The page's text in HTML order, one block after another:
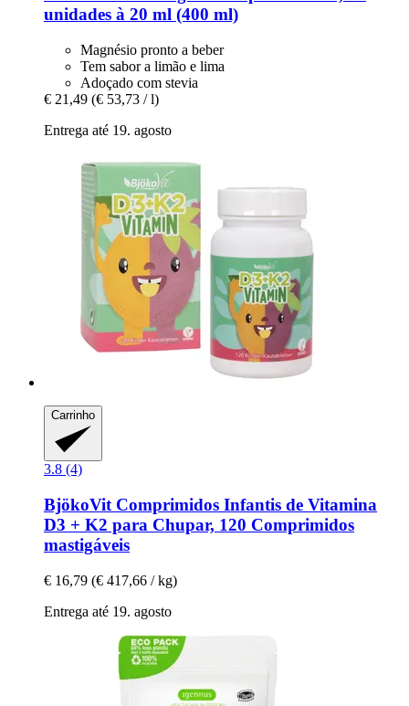
unidades à 20 ml (400 ml)
Magnésio pronto a beber
Tem sabor a limão e lima
Adoçado com stevia
€ 21,49 (€ 53,73 / l)
Entrega até 19. agosto
Carrinho
3.8 (4)
BjökoVit Comprimidos Infantis de Vitamina
D3 + K2 para Chupar, 120 Comprimidos
mastigáveis
€ 16,79 (€ 417,66 / kg)
Entrega até 19. agosto